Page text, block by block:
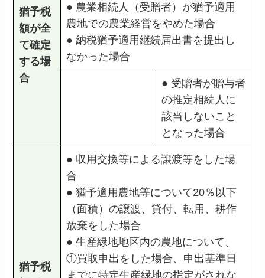
猶予税
額が全
て確定
する場
合
● 農業相続人（受贈者）が猶予適用
農地での農業経営をやめた場合
● 納税猶予適用継続届出書を提出し
なかった場合
● 受贈者が贈与者
の推定相続人に
該当しないこと
となった場合
猶予税
● 収用交換等による譲渡等をした場
合
● 猶予適用農地等について20％以下
（面積）の譲渡、貸付、転用、耕作
放棄をした場合
● 生産緑地地区内の農地について、
①買取申出をした場合、申出基準日
までに特定生産緑地の指定がされな